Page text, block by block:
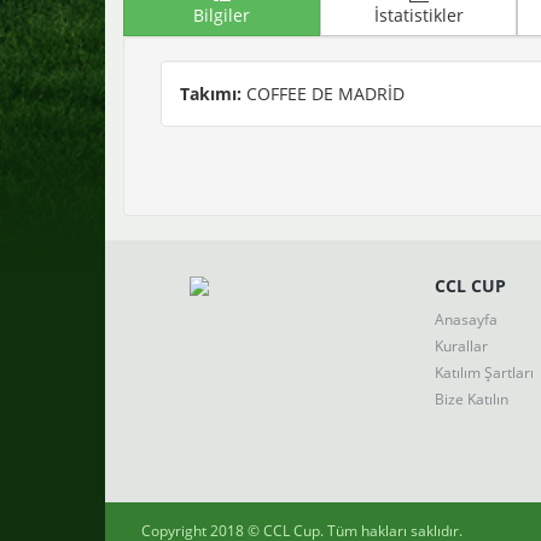
Bilgiler İstatistikler
Takımı: COFFEE DE MADRİD
CCL CUP
Anasayfa
Kurallar
Katılım Şartları
Bize Katılın
Copyright 2018 ©CCL Cup. Tüm hakları saklıdır.